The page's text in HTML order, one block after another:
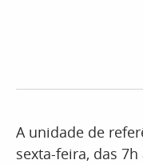
A unidade de
sexta-feira, das